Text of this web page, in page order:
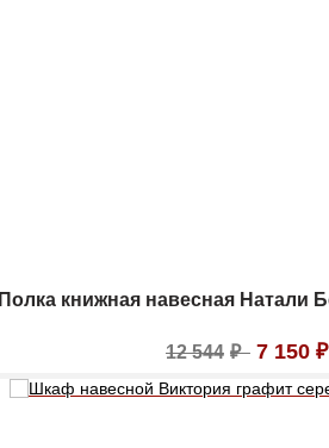
Полка книжная навесная Натали
12 544 ₽ 7 150 ₽